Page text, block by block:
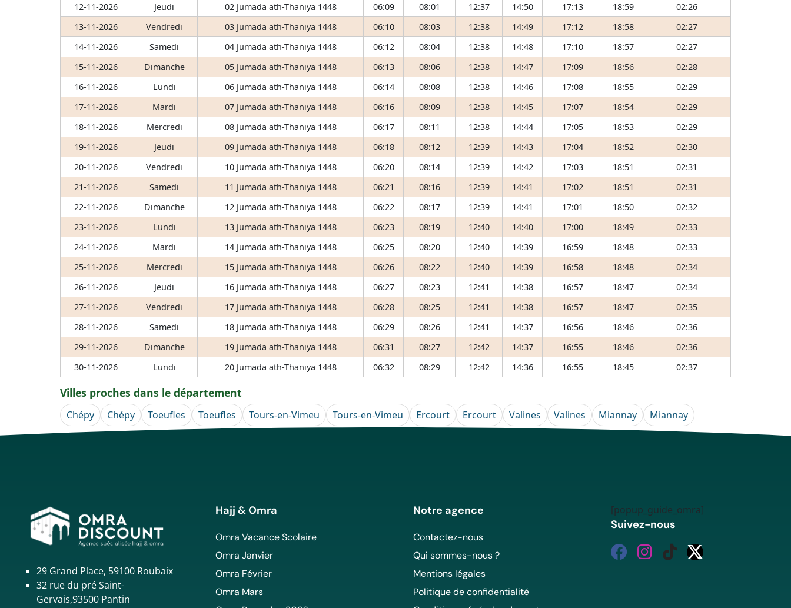
12-11-2026
Jeudi 02 Jumada ath-Thaniya 1448 06:09 08:01 12:37 14:50 17:13 18:59
02:26
13-11-2026
Vendredi 03 Jumada ath-Thaniya 1448 06:10 08:03 12:38 14:49 17:12 18:58
02:27
14-11-2026
Samedi 04 Jumada ath-Thaniya 1448 06:12 08:04 12:38 14:48 17:10 18:57
02:27
15-11-2026
Dimanche 05 Jumada ath-Thaniya 1448 06:13 08:06 12:38 14:47 17:09 18:56
02:28
16-11-2026
Lundi 06 Jumada ath-Thaniya 1448 06:14 08:08 12:38 14:46 17:08 18:55
02:29
17-11-2026
Mardi 07 Jumada ath-Thaniya 1448 06:16 08:09 12:38 14:45 17:07 18:54
02:29
18-11-2026
Mercredi 08 Jumada ath-Thaniya 1448 06:17 08:11 12:38 14:44 17:05 18:53
02:29
19-11-2026
Jeudi 09 Jumada ath-Thaniya 1448 06:18 08:12 12:39 14:43 17:04 18:52
02:30
20-11-2026
Vendredi 10 Jumada ath-Thaniya 1448 06:20 08:14 12:39 14:42 17:03 18:51
02:31
21-11-2026
Samedi 11 Jumada ath-Thaniya 1448 06:21 08:16 12:39 14:41 17:02 18:51
02:31
22-11-2026
Dimanche 12 Jumada ath-Thaniya 1448 06:22 08:17 12:39 14:41 17:01 18:50
02:32
23-11-2026
Lundi 13 Jumada ath-Thaniya 1448 06:23 08:19 12:40 14:40 17:00 18:49
02:33
24-11-2026
Mardi 14 Jumada ath-Thaniya 1448 06:25 08:20 12:40 14:39 16:59 18:48
02:33
25-11-2026
Mercredi 15 Jumada ath-Thaniya 1448 06:26 08:22 12:40 14:39 16:58 18:48
02:34
26-11-2026
Jeudi 16 Jumada ath-Thaniya 1448 06:27 08:23 12:41 14:38 16:57 18:47
02:34
27-11-2026
Vendredi 17 Jumada ath-Thaniya 1448 06:28 08:25 12:41 14:38 16:57 18:47
02:35
28-11-2026
Samedi 18 Jumada ath-Thaniya 1448 06:29 08:26 12:41 14:37 16:56 18:46
02:36
29-11-2026
Dimanche 19 Jumada ath-Thaniya 1448 06:31 08:27 12:42 14:37 16:55 18:46
02:36
30-11-2026
Lundi 20 Jumada ath-Thaniya 1448 06:32 08:29 12:42 14:36 16:55 18:45 02:37
Villes proches dans le département
Chépy Chépy Toeufles Toeufles Tours-en-Vimeu Tours-en-Vimeu Ercourt Ercourt Valines Valines Miannay Miannay
29 Grand Place, 59100 Roubaix
32 rue du pré Saint-
Gervais,93500 Pantin
Hajj & Omra
Omra Vacance Scolaire
Omra Janvier
Omra Février
Omra Mars
Notre agence
Contactez-nous
Qui sommes-nous ?
Mentions légales
Politique de confidentialité
[popup_guide_omra]
Suivez-nous